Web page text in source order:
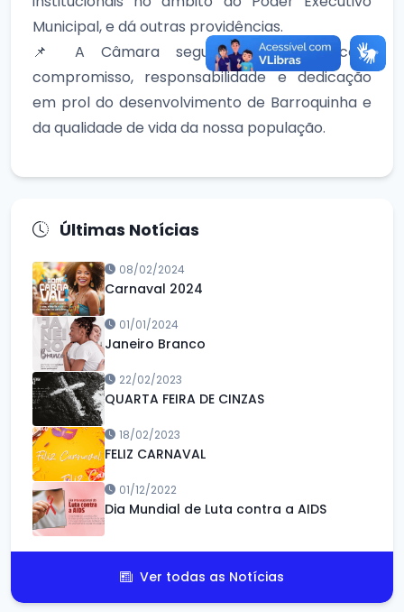
Municipal, e dá outras providências.
📌 A Câmara segue trabalhando com
compromisso, responsabilidade e dedicação
em prol do desenvolvimento de Barroquinha e
da qualidade de vida da nossa população.
Últimas Notícias
08/02/2024
Carnaval 2024
01/01/2024
Janeiro Branco
22/02/2023
QUARTA FEIRA DE CINZAS
18/02/2023
FELIZ CARNAVAL
01/12/2022
Dia Mundial de Luta contra a AIDS
Ver todas as Notícias